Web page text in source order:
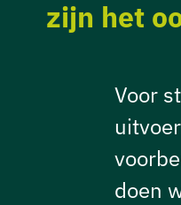
zijn het
Voor
doen